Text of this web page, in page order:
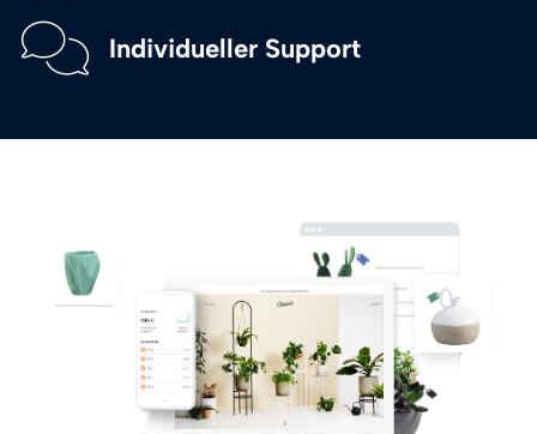
Individueller Support